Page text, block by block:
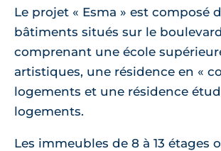
Le projet « Esma » est composé
bâtiments situés sur le
comprenant une école
artistiques, une résidence en «
logements et une résidence
logements.
Les immeubles de 8 à 13 étages